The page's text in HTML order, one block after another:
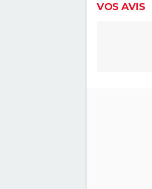
VOS AVIS